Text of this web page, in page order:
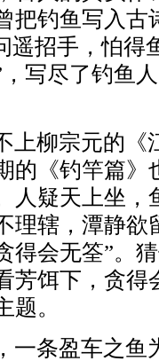
把钓鱼写入古
遥招手，怕得
写尽了钓鱼
柳宗元的《
的《钓竿篇
人疑天上坐
理辖，潭静欲
得会无筌”。
芳饵下，贪得
。
条盈车之鱼